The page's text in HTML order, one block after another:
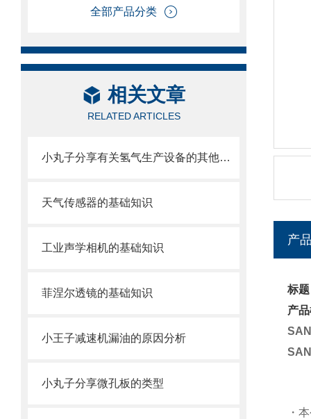
全部产品分类
相关文章
RELATED ARTICLES
小丸子分享有关氢气生产设备的其他信息
天气传感器的基础知识
工业声学相机的基础知识
菲涅尔透镜的基础知识
小王子减速机漏油的原因分析
小丸子分享微孔板的类型
产
标
产
・